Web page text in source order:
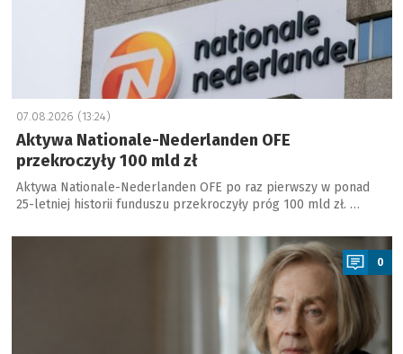
07.08.2026 (13:24)
Aktywa Nationale-Nederlanden OFE
przekroczyły 100 mld zł
Aktywa Nationale-Nederlanden OFE po raz pierwszy w ponad
25-letniej historii funduszu przekroczyły próg 100 mld zł. …
a
0